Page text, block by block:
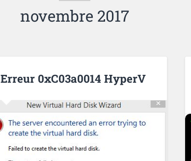
novembre 2017
Erreur 0xC03a0014 HyperV